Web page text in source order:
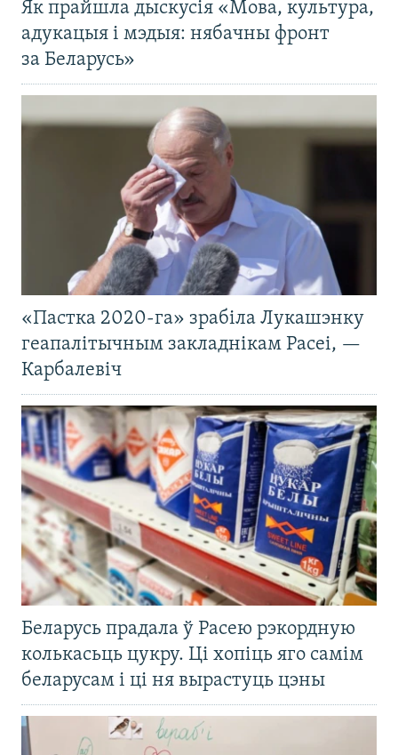
Як прайшла дыскусія «Мова, культура,
адукацыя і мэдыя: нябачны фронт
за Беларусь»
«Пастка 2020-га» зрабіла Лукашэнку
геапалітычным закладнікам Расеі, —
Карбалевіч
Беларусь прадала ў Расею рэкордную
колькасьць цукру. Ці хопіць яго самім
беларусам і ці ня вырастуць цэны